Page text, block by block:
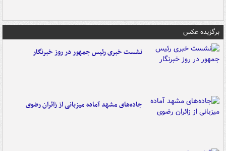
برگزیده عکس
نشست خبری رئیس جمهور در روز خبرنگار
جاده‌های مشهد آماده میزبانی از زائران رضوی